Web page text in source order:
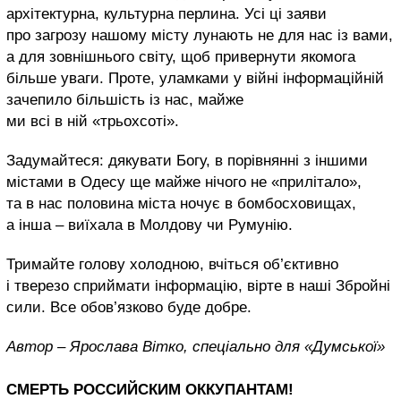
архітектурна, культурна перлина. Усі ці заяви
про загрозу нашому місту лунають не для нас із вами,
а для зовнішнього світу, щоб привернути якомога
більше уваги. Проте, уламками у війні інформаційній
зачепило більшість із нас, майже
ми всі в ній «трьохсоті».
Задумайтеся: дякувати Богу, в порівнянні з іншими
містами в Одесу ще майже нічого не «прилітало»,
та в нас половина міста ночує в бомбосховищах,
а інша – виїхала в Молдову чи Румунію.
Тримайте голову холодною, вчіться об’єктивно
і тверезо сприймати інформацію, вірте в наші Збройні
сили. Все обов’язково буде добре.
Автор – Ярослава Вітко, спеціально для «Думської»
СМЕРТЬ РОССИЙСКИМ ОККУПАНТАМ!